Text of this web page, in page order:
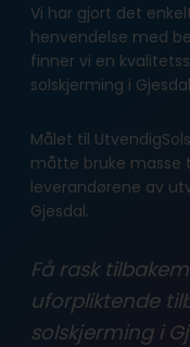
Vi har gjort det
henvendelse med
finner vi en
solskjerming i
Målet til
måtte bruke masse
leverandørene av
Gjesdal.
Få rask
uforpliktende
solskjerming i